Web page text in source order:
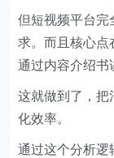
但短视频平台完
求。而且核心点
通过内容介绍书
这就做到了，把
化效率。
通过这个分析逻